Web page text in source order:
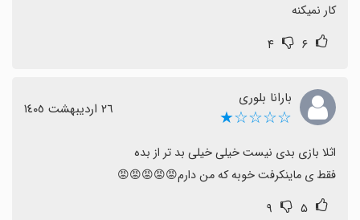
کار نمیکنه
۶ ۴
بارانا بلوری
☆☆☆☆★ ٢٦ اردیبهشت ١٤٠٥
فقط ی ماینکرفت خوبه که من دارم😡😡😡😡😡
۵ ۹